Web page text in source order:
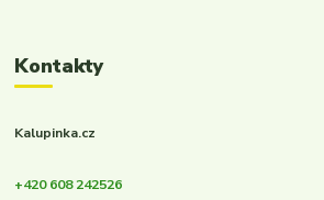
Kontakty
Kalupinka.cz
+420 608 242526